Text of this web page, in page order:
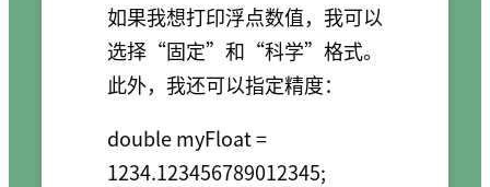
如果我想打印浮点数值，我可以
选择“固定”和“科学”格式。
此外，我还可以指定精度：
double myFloat =
1234.123456789012345;